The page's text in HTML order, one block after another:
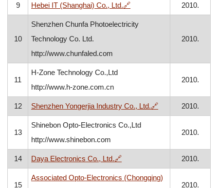
9 Hebei IT (Shanghai) Co., Ltd.🔗, otvara se u novom
2010.
10
Shenzhen Chunfa Photoelectricity
Technology Co. Ltd.
http://www.chunfaled.com
2010.
11
H-Zone Technology Co.,Ltd
http://www.h-zone.com.cn
2010.
12 Shenzhen Yongerjia Industry Co., Ltd.🔗, otvara se u
2010.
13
Shinebon Opto-Electronics Co.,Ltd
http://www.shinebon.com
2010.
14 Daya Electronics Co., Ltd.🔗, otvara se u novom prozoru
2010.
15
Associated Opto-Electronics (Chongqing)
2010.